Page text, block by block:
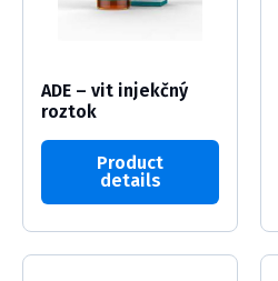
ADE – vit injekčný
roztok
Product
details